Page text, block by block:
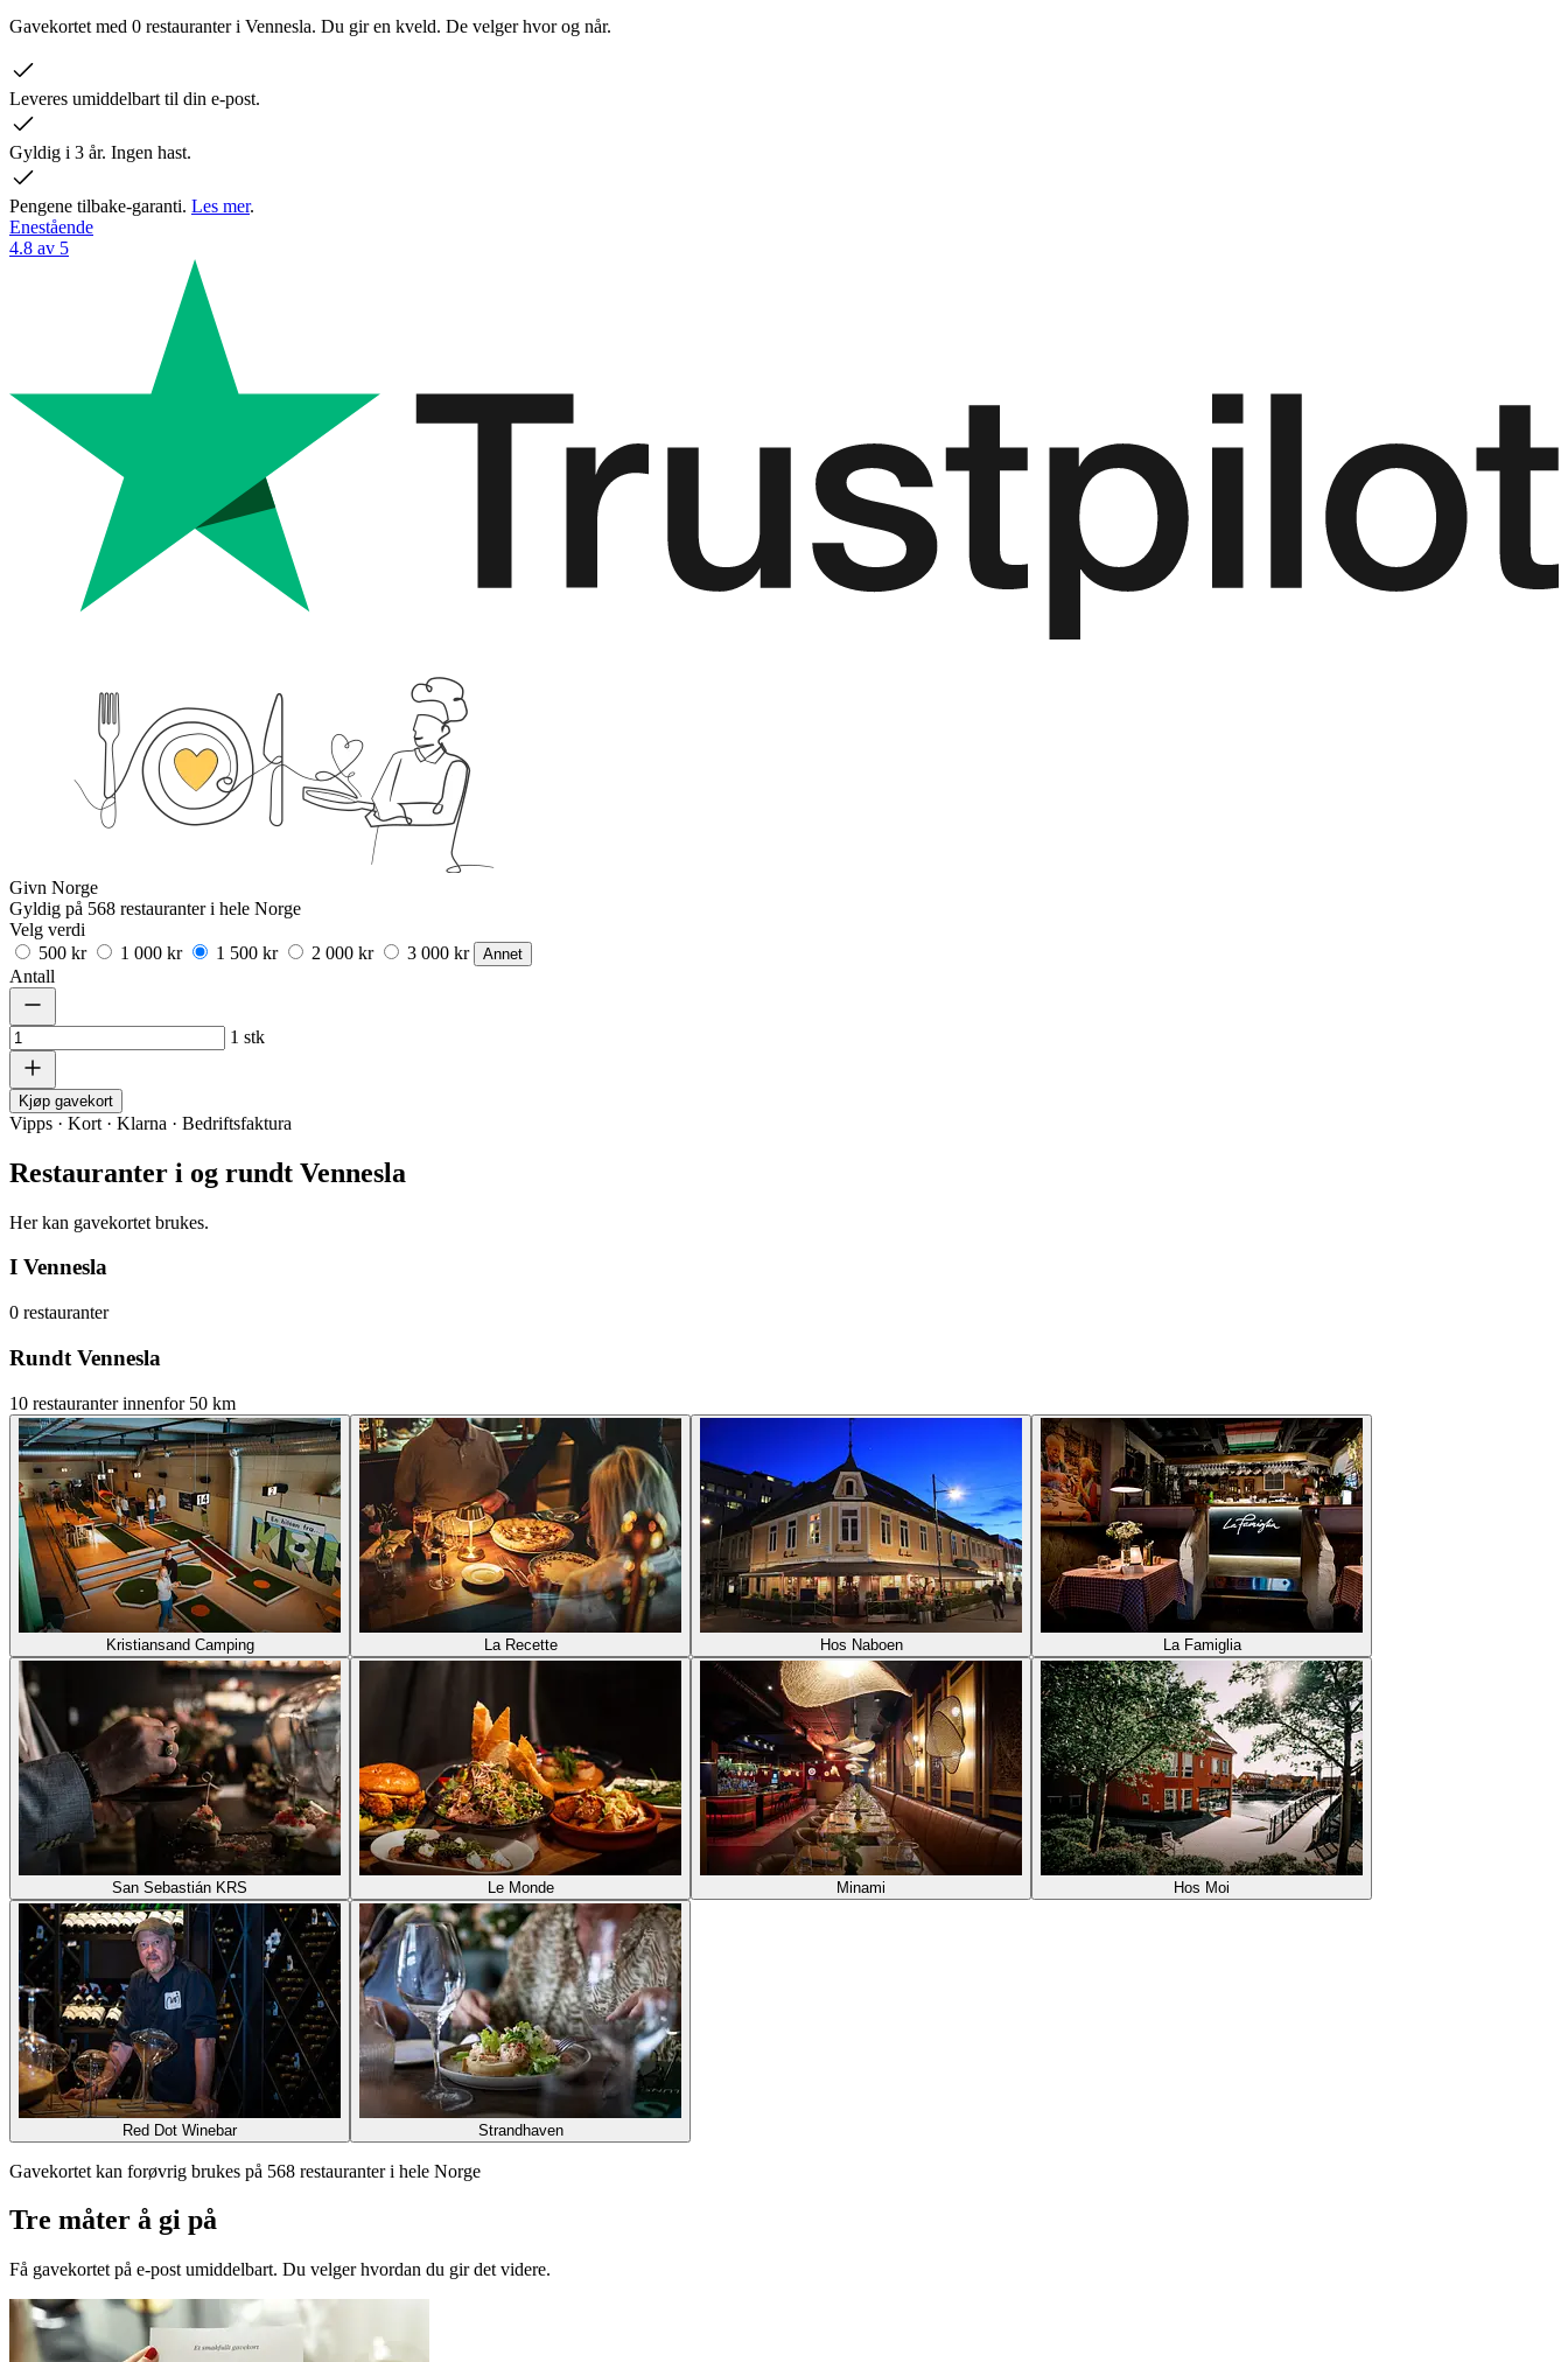
Gavekortet med 0 restauranter i Vennesla. Du gir en kveld. De velger hvor og når.
Leveres umiddelbart til din e-post.
Gyldig i 3 år. Ingen hast.
Pengene tilbake-garanti. Les mer.
Enestående
4.8 av 5
Givn Norge
Gyldig på 568 restauranter i hele Norge
Velg verdi
500 kr
1 000 kr 1 500 kr 2 000 kr 3 000 kr Annet
Antall
1 stk
Kjøp gavekort
Vipps · Kort · Klarna · Bedriftsfaktura
Restauranter i og rundt Vennesla
Her kan gavekortet brukes.
I Vennesla
0 restauranter
Rundt Vennesla
10 restauranter innenfor 50 km
Kristiansand Camping La Recette Hos Naboen La Famiglia
San Sebastián KRS Le Monde Minami Hos Moi
Red Dot Winebar Strandhaven
Gavekortet kan forøvrig brukes på 568 restauranter i hele Norge
Tre måter å gi på
Få gavekortet på e-post umiddelbart. Du velger hvordan du gir det videre.